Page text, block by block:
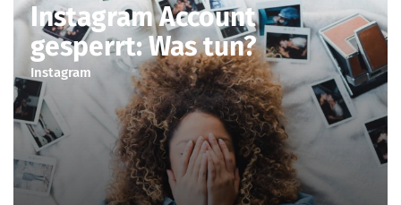
Instagram Account
gesperrt: Was tun?
Instagram